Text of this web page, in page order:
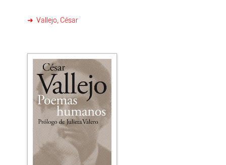
Vallejo, César